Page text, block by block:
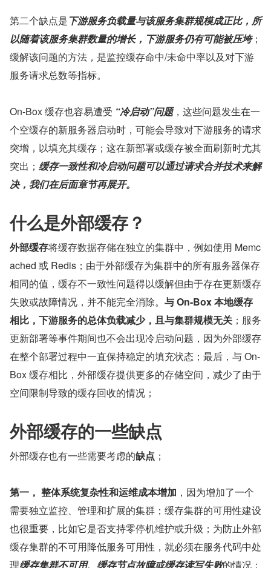
第二个缺点是下游服务负载量与该服务集群规模成正比，所
以随着该服务集群数量的增长，下游服务仍有可能被压垮；
缓解该问题的方法，是监控缓存命中/未命中率以及对下游
服务请求总数等指标。
On-Box 缓存也容易遭受 “冷启动”问题，这些问题发生在一
个空缓存的新服务器启动时，可能会导致对下游服务的请求
突增，以填充其缓存；这在新部署或缓存被全面刷新时尤其
突出； 缓存一致性和冷启动问题可以通过请求合并技术来解
决，我们在后面章节再展开。
什么是外部缓存？
外部缓存将缓存数据存储在独立的集群中，例如使用 Memc
ached 或 Redis；由于外部缓存为集群中的所有服务器保存
相同的值，缓存不一致性问题得以缓解但由于存在更新缓存
失败或故障情况，并不能完全消除。 与 On-Box 本地缓存
相比，下游服务的总体负载减少，且与集群规模无关 ；服务
更新部署等事件期间也不会出现冷启动问题，因为外部缓存
在整个部署过程中一直保持稳定的填充状态；最后，与 On-
Box 缓存相比，外部缓存提供更多的存储空间，减少了由于
空间限制导致的缓存回收的情况；
外部缓存的一些缺点
外部缓存也有一些需要考虑的缺点 ；
第一， 整体系统复杂性和运维成本增加 ，因为增加了一个
需要独立监控、管理和扩展的集群；缓存集群的可用性建设
也很重要，比如它是否支持零停机维护或升级；为防止外部
缓存集群的不可用降低服务可用性，就必须在服务代码中处
理缓存集群不可用、缓存节点故障或缓存读写失败的情况：